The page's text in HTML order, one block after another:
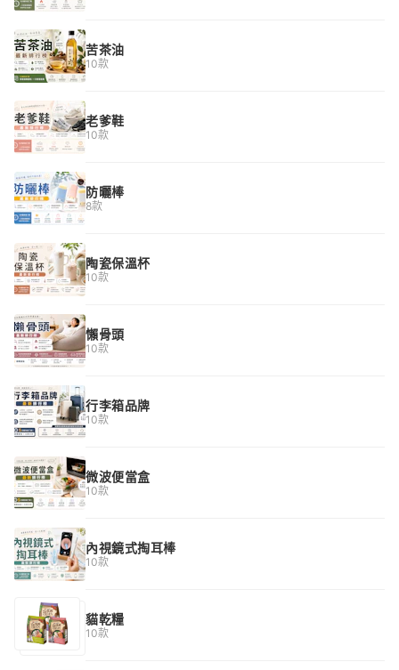
苦茶油
10款
老爹鞋
10款
防曬棒
8款
陶瓷保溫杯
10款
懶骨頭
10款
行李箱品牌
10款
微波便當盒
10款
內視鏡式掏耳棒
10款
貓乾糧
10款